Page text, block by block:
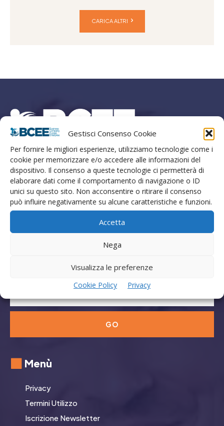
Gestisci Consenso Cookie
Per fornire le migliori esperienze, utilizziamo tecnologie come i
cookie per memorizzare e/o accedere alle informazioni del
dispositivo. Il consenso a queste tecnologie ci permetterà di
elaborare dati come il comportamento di navigazione o ID
unici su questo sito. Non acconsentire o ritirare il consenso
può influire negativamente su alcune caratteristiche e funzioni.
Accetta
Nega
Visualizza le preferenze
Cookie Policy Privacy
CARICA ALTRI
Marketing Finanza Innovazione
Strada di Cardeto 57, Terni, Italia
T. +39 0744 462402 M. +39 388 9334054
Numero Verde Clienti +39 800129500
E-mail info@bcee.it
Cod. Fiscale P.IVA IT02762930424
Cap. Sociale 500.000,00 euro
GO
Menù
Privacy
Termini Utilizzo
Iscrizione Newsletter